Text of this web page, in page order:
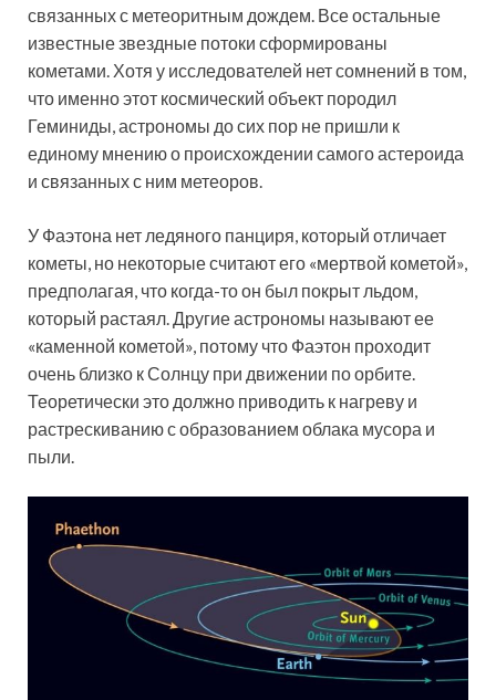
связанных с метеоритным дождем. Все остальные
известные звездные потоки сформированы
кометами. Хотя у исследователей нет сомнений в том,
что именно этот космический объект породил
Геминиды, астрономы до сих пор не пришли к
единому мнению о происхождении самого астероида
и связанных с ним метеоров.
У Фаэтона нет ледяного панциря, который отличает
кометы, но некоторые считают его «мертвой кометой»,
предполагая, что когда-то он был покрыт льдом,
который растаял. Другие астрономы называют ее
«каменной кометой», потому что Фаэтон проходит
очень близко к Солнцу при движении по орбите.
Теоретически это должно приводить к нагреву и
растрескиванию с образованием облака мусора и
пыли.